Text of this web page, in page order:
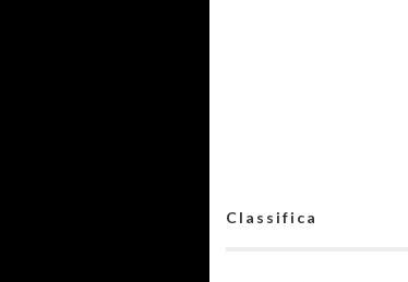
Classifica